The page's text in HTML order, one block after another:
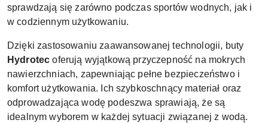
sprawdzają się zarówno podczas sportów wodnych, jak i
w codziennym użytkowaniu.
Dzięki zastosowaniu zaawansowanej technologii, buty
Hydrotec oferują wyjątkową przyczepność na mokrych
nawierzchniach, zapewniając pełne bezpieczeństwo i
komfort użytkowania. Ich szybkoschnący materiał oraz
odprowadzająca wodę podeszwa sprawiają, że są
idealnym wyborem w każdej sytuacji związanej z wodą.